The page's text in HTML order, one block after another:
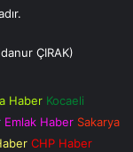
ÇIRAK)
Haber Kocaeli
Emlak Haber Sakarya
CHP Haber